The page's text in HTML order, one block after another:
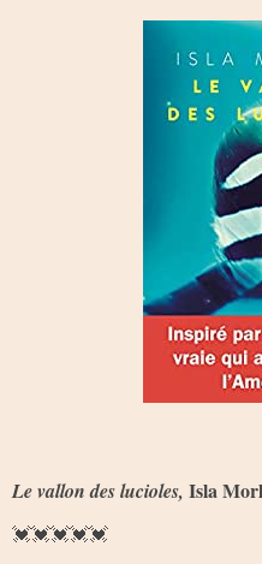
Le vallon des lucioles, Isla
💓💓💓💓💓